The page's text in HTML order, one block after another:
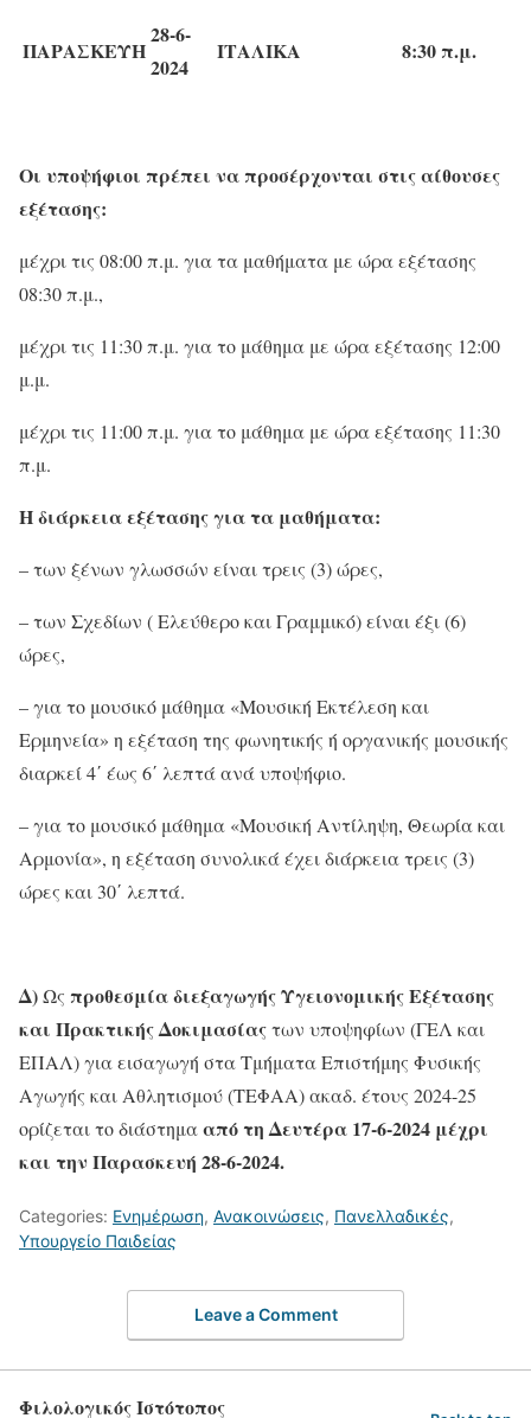
ΠΑΡΑΣΚΕΥΗ
28-6-
2024
ΙΤΑΛΙΚΑ 8:30 π.μ.
Οι υποψήφιοι πρέπει να προσέρχονται στις αίθουσες
εξέτασης:
μέχρι τις 08:00 π.μ. για τα μαθήματα με ώρα εξέτασης
08:30 π.μ.,
μέχρι τις 11:30 π.μ. για το μάθημα με ώρα εξέτασης 12:00
μ.μ.
μέχρι τις 11:00 π.μ. για το μάθημα με ώρα εξέτασης 11:30
π.μ.
Η διάρκεια εξέτασης για τα μαθήματα:
– των ξένων γλωσσών είναι τρεις (3) ώρες,
– των Σχεδίων ( Ελεύθερο και Γραμμικό) είναι έξι (6)
ώρες,
– για το μουσικό μάθημα «Μουσική Εκτέλεση και
Ερμηνεία» η εξέταση της φωνητικής ή οργανικής μουσικής
διαρκεί 4΄ έως 6΄ λεπτά ανά υποψήφιο.
– για το μουσικό μάθημα «Μουσική Αντίληψη, Θεωρία και
Αρμονία», η εξέταση συνολικά έχει διάρκεια τρεις (3)
ώρες και 30΄ λεπτά.
Δ)Ως προθεσμία διεξαγωγής Υγειονομικής Εξέτασης
και Πρακτικής Δοκιμασίαςτων υποψηφίων (ΓΕΛ και
ΕΠΑΛ) για εισαγωγή στα Τμήματα Επιστήμης Φυσικής
Αγωγής και Αθλητισμού (ΤΕΦΑΑ) ακαδ. έτους 2024-25
ορίζεται το διάστημααπό τη Δευτέρα 17-6-2024 μέχρι
και την Παρασκευή 28-6-2024.
Categories: Ενημέρωση, Ανακοινώσεις, Πανελλαδικές,
Υπουργείο Παιδείας
Leave a Comment
Φιλολογικός Ιστότοπος